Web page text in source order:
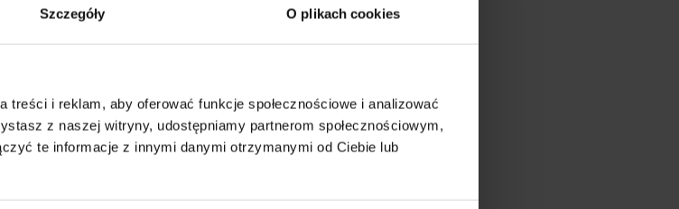
Szczegóły O plikach cookies
i reklam, aby oferować funkcje społecznościowe i analizować
z naszej witryny, udostępniamy partnerom społecznościowym,
te informacje z innymi danymi otrzymanymi od Ciebie lub